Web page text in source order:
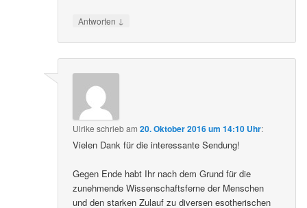
Antworten ↓
Ulrike schriebam20. Oktober 2016 um 14:10 Uhr:
Vielen Dank für die interessante Sendung!
Gegen Ende habt Ihr nach dem Grund für die
zunehmende Wissenschaftsferne der Menschen
und den starken Zulauf zu diversen esotherischen